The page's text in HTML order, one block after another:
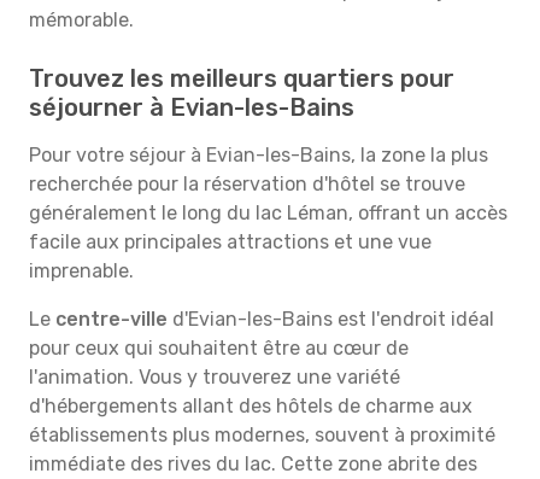
mémorable.
Trouvez les meilleurs quartiers pour
séjourner à Evian-les-Bains
Pour votre séjour à Evian-les-Bains, la zone la plus
recherchée pour la réservation d'hôtel se trouve
généralement le long du lac Léman, offrant un accès
facile aux principales attractions et une vue
imprenable.
Le centre-ville d'Evian-les-Bains est l'endroit idéal
pour ceux qui souhaitent être au cœur de
l'animation. Vous y trouverez une variété
d'hébergements allant des hôtels de charme aux
établissements plus modernes, souvent à proximité
immédiate des rives du lac. Cette zone abrite des